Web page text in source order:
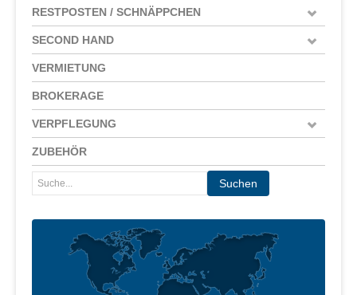
RESTPOSTEN / SCHNÄPPCHEN
SECOND HAND
VERMIETUNG
BROKERAGE
VERPFLEGUNG
ZUBEHÖR